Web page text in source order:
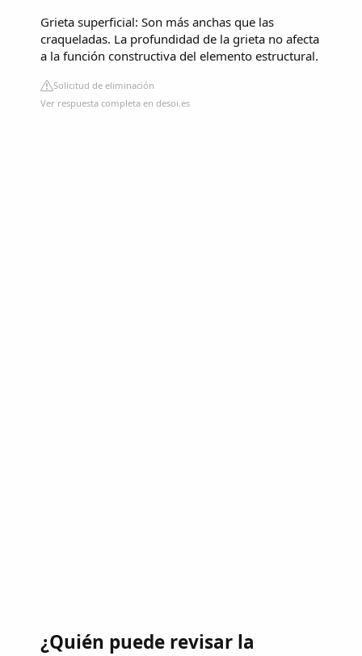
Grieta superficial: Son más anchas que las
craqueladas. La profundidad de la grieta no afecta
a la función constructiva del elemento estructural.
Solicitud de eliminación
Ver respuesta completa en desoi.es
¿Quién puede revisar la